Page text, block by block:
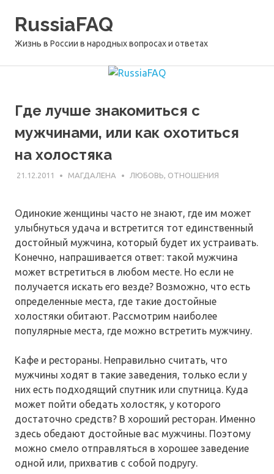
RussiaFAQ
Жизнь в России в народных вопросах и ответах
Где лучше знакомиться с
мужчинами, или как охотиться
на холостяка
21.12.2011 МАГДАЛЕНА ЛЮБОВЬ, ОТНОШЕНИЯ
Одинокие женщины часто не знают, где им может
улыбнуться удача и встретится тот единственный
достойный мужчина, который будет их устраивать.
Конечно, напрашивается ответ: такой мужчина
может встретиться в любом месте. Но если не
получается искать его везде? Возможно, что есть
определенные места, где такие достойные
холостяки обитают. Рассмотрим наиболее
популярные места, где можно встретить мужчину.
Кафе и рестораны. Неправильно считать, что
мужчины ходят в такие заведения, только если у
них есть подходящий спутник или спутница. Куда
может пойти обедать холостяк, у которого
достаточно средств? В хороший ресторан. Именно
здесь обедают достойные вас мужчины. Поэтому
можно смело отправляться в хорошее заведение
одной или, прихватив с собой подругу.